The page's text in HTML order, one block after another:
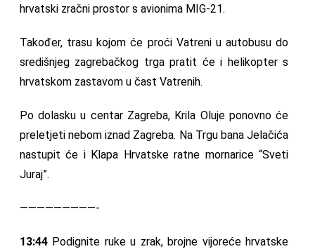
hrvatski zračni prostor s avionima MIG-21.
Također, trasu kojom će proći Vatreni u autobusu do
središnjeg zagrebačkog trga pratit će i helikopter s
hrvatskom zastavom u čast Vatrenih.
Po dolasku u centar Zagreba, Krila Oluje ponovno će
preletjeti nebom iznad Zagreba. Na Trgu bana Jelačića
nastupit će i Klapa Hrvatske ratne mornarice “Sveti
Juraj”.
—————————-
13:44 Podignite ruke u zrak, brojne vijoreće hrvatske